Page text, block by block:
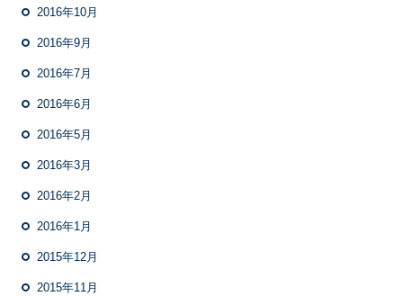
2016年10月
2016年9月
2016年7月
2016年6月
2016年5月
2016年3月
2016年2月
2016年1月
2015年12月
2015年11月